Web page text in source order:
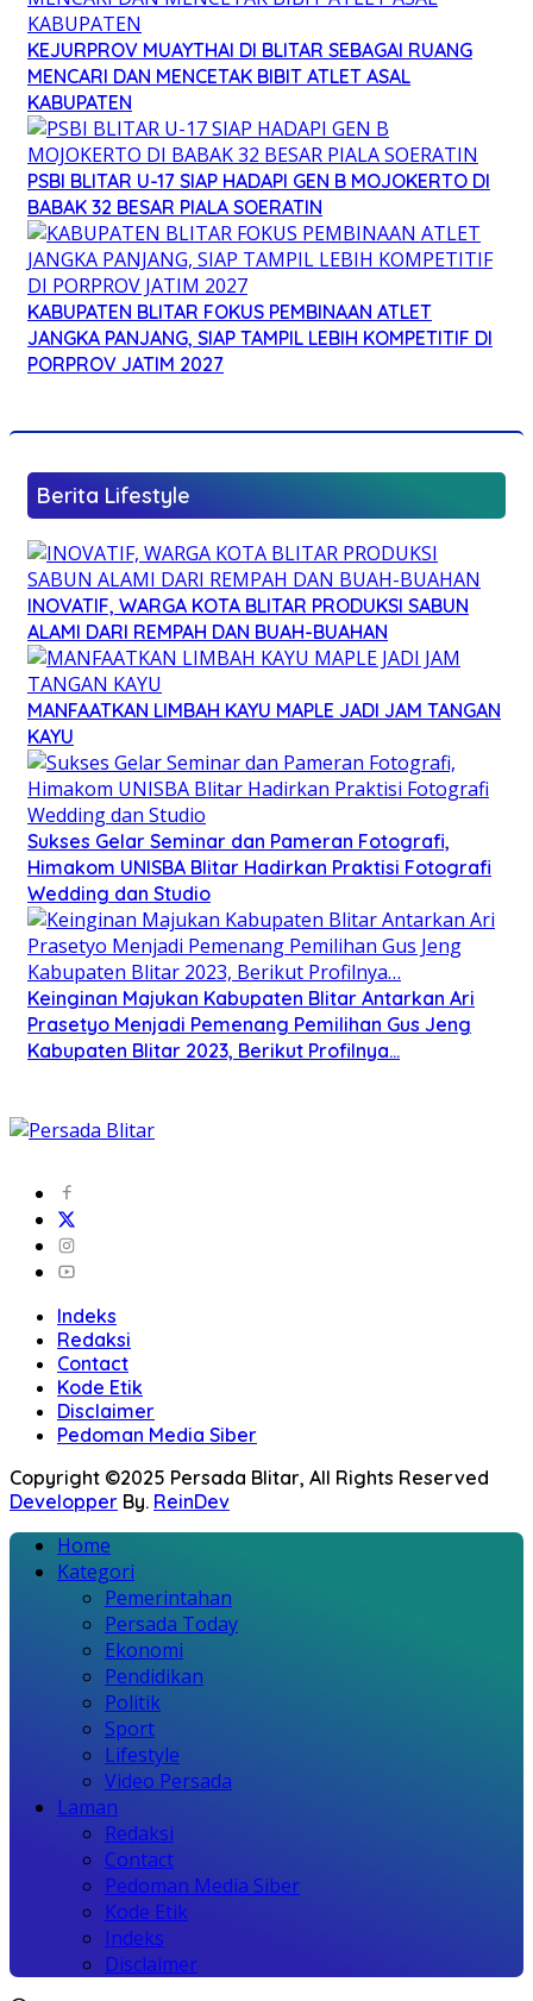
KEJURPROV MUAYTHAI DI BLITAR SEBAGAI RUANG
MENCARI DAN MENCETAK BIBIT ATLET ASAL
KABUPATEN
PSBI BLITAR U-17 SIAP HADAPI GEN B MOJOKERTO DI
BABAK 32 BESAR PIALA SOERATIN
KABUPATEN BLITAR FOKUS PEMBINAAN ATLET
JANGKA PANJANG, SIAP TAMPIL LEBIH KOMPETITIF DI
PORPROV JATIM 2027
Berita Lifestyle
INOVATIF, WARGA KOTA BLITAR PRODUKSI SABUN
ALAMI DARI REMPAH DAN BUAH-BUAHAN
MANFAATKAN LIMBAH KAYU MAPLE JADI JAM TANGAN
KAYU
Sukses Gelar Seminar dan Pameran Fotografi,
Himakom UNISBA Blitar Hadirkan Praktisi Fotografi
Wedding dan Studio
Keinginan Majukan Kabupaten Blitar Antarkan Ari
Prasetyo Menjadi Pemenang Pemilihan Gus Jeng
Kabupaten Blitar 2023, Berikut Profilnya…
Indeks
Redaksi
Contact
Kode Etik
Disclaimer
Pedoman Media Siber
Copyright ©2025 Persada Blitar, All Rights Reserved
Developper By. ReinDev
Home
Kategori
Pemerintahan
Persada Today
Ekonomi
Pendidikan
Politik
Sport
Lifestyle
Video Persada
Laman
Redaksi
Contact
Pedoman Media Siber
Kode Etik
Indeks
Disclaimer